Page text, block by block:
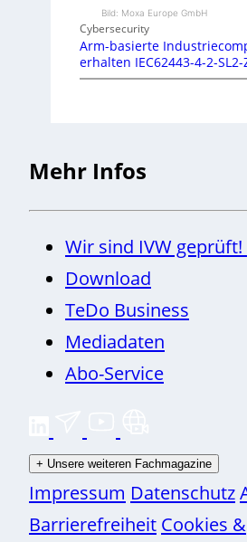
Bild: Moxa Europe GmbH
Cybersecurity
Arm-basierte
erhalten IEC62443-4-2-
Mehr Infos
Wir sind IVW geprüft!
Download
TeDo Business
Mediadaten
Abo-Service
+ Unsere weiteren Fachmagazine
Impressum Datenschutz
Barrierefreiheit Cookies &